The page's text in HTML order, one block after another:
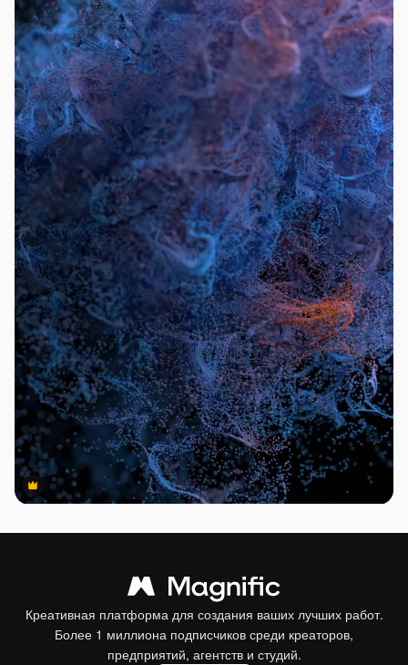
Premium
Premium
Креативная платформа для создания ваших лучших работ.
Более 1 миллиона подписчиков среди креаторов,
предприятий, агентств и студий.